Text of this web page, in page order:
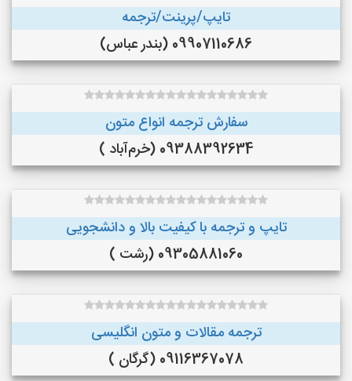
تایپ/پرینت/ترجمه
09907110686 (بندر عباس)
سفارش ترجمه انواع متون
09388392634 (خرم‌آباد )
تایپ و ترجمه با کیفیت بالا و دانشجویی
09305881060 (رشت )
ترجمه مقالات و متون انگلیسی
09116367078 (گرگان )